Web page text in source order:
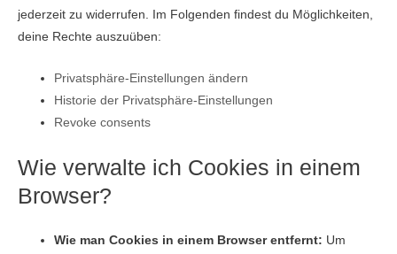
jederzeit zu widerrufen. Im Folgenden findest du Möglichkeiten,
deine Rechte auszuüben:
Privatsphäre-Einstellungen ändern
Historie der Privatsphäre-Einstellungen
Revoke consents
Wie verwalte ich Cookies in einem
Browser?
Wie man Cookies in einem Browser entfernt: Um